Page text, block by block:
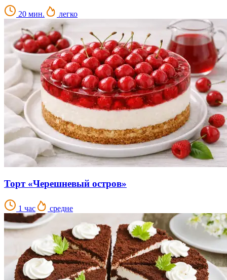
20 мин. легко
Торт «Черешневый остров»
1 час средне